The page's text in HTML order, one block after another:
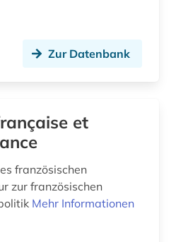
(1)
Zur Datenbank
et
französischen
zur französischen
Mehr Informationen